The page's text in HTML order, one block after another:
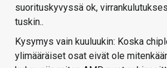
suorituskyvyssä ok,
tuskin..
Kysymys vain kuuluukin: Koska
ylimääräiset osat eivät ole